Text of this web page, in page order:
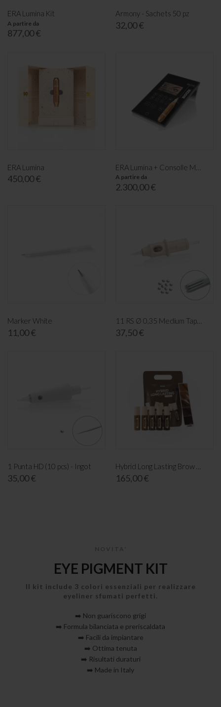
ERA Lumina Kit
A partire da
877,00 €
Armony - Sachets 50 pz
32,00 €
ERA Lumina
450,00 € A partire da
2.300,00 €
Marker White
11,00 €
11 RS Ø 0,35 Medium Taper (20 pcs)
37,50 €
1 Punta HD (10 pcs) - Ingot
35,00 € 165,00 €
EYE PIGMENT KIT
Il kit include 3 colori essenziali per realizzare
eyeliner sfumati perfetti.
➡️ Non guariscono grigi
➡️ Formula bilanciata e preriscaldata
➡️ Facili da impiantare
➡️ Ottima tenuta
➡️ Risultati duraturi
➡️ Made in Italy